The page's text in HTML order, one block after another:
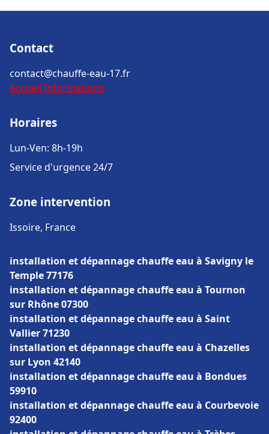
Contact
contact@chauffe-eau-17.fr
Accueil Informations
Horaires
Lun-Ven: 8h-19h
Service d'urgence 24/7
Zone intervention
Issoire, France
installation et dépannage chauffe eau à Savigny le
Temple 77176
installation et dépannage chauffe eau à Tournon
sur Rhône 07300
installation et dépannage chauffe eau à Saint
Vallier 71230
installation et dépannage chauffe eau à Chazelles
sur Lyon 42140
installation et dépannage chauffe eau à Bondues
59910
installation et dépannage chauffe eau à Courbevoie
92400